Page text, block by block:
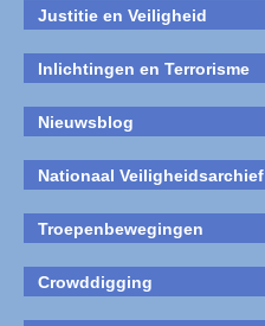
Justitie en Veiligheid
Inlichtingen en Terrorisme
Nieuwsblog
Nationaal Veiligheidsarchief
Troepenbewegingen
Crowddigging